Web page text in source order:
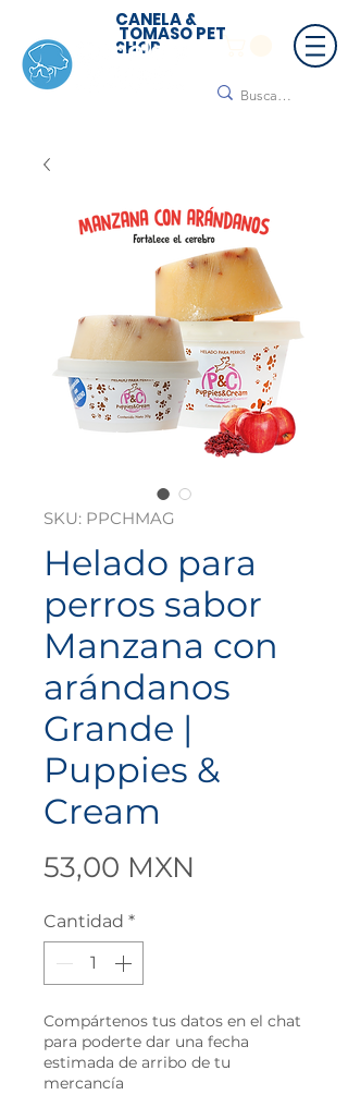
CANELA &
TOMASO PET
SHOP
SKU: PPCHMAG
Helado para
perros sabor
Manzana con
arándanos
Grande |
Puppies &
Cream
53,00 MXN
Cantidad *
Compártenos tus datos en el chat
para poderte dar una fecha
estimada de arribo de tu
mercancía